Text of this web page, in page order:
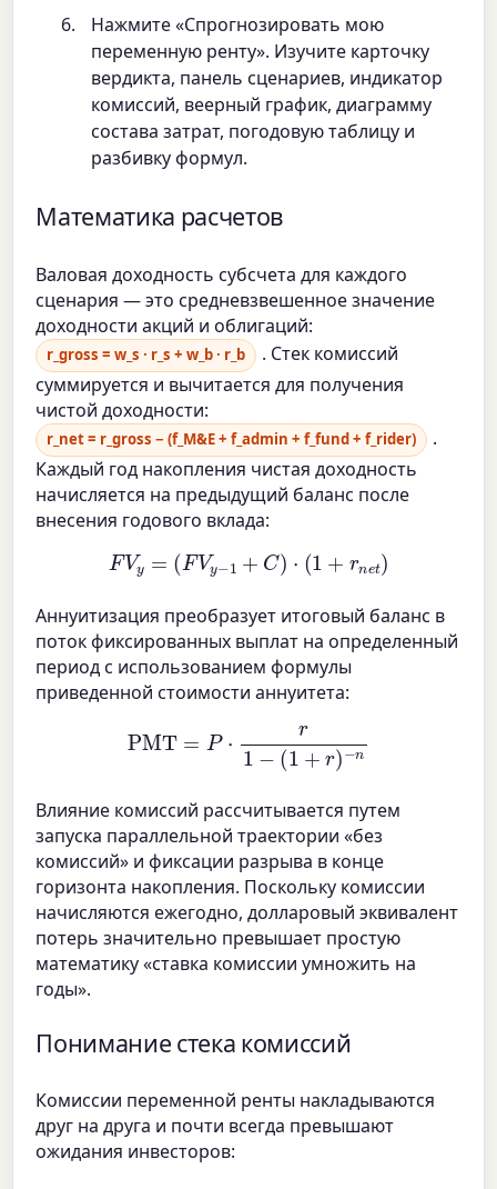
Нажмите «Спрогнозировать мою
переменную ренту». Изучите карточку
вердикта, панель сценариев, индикатор
комиссий, веерный график, диаграмму
состава затрат, погодовую таблицу и
разбивку формул.
Математика расчетов
Валовая доходность субсчета для каждого
сценария — это средневзвешенное значение
доходности акций и облигаций:
r_gross = w_s · r_s + w_b · r_b
. Стек комиссий
суммируется и вычитается для получения
чистой доходности:
r_net = r_gross − (f_M&E + f_admin + f_fund + f_rider)
.
Каждый год накопления чистая доходность
начисляется на предыдущий баланс после
внесения годового вклада:
FVy Vy−1 ) (1+ ne )
Аннуитизация преобразует итоговый баланс в
поток фиксированных выплат на определенный
период с использованием формулы
приведенной стоимости аннуитета:
n
Влияние комиссий рассчитывается путем
запуска параллельной траектории «без
комиссий» и фиксации разрыва в конце
горизонта накопления. Поскольку комиссии
начисляются ежегодно, долларовый эквивалент
потерь значительно превышает простую
математику «ставка комиссии умножить на
годы».
Понимание стека комиссий
Комиссии переменной ренты накладываются
друг на друга и почти всегда превышают
ожидания инвесторов: